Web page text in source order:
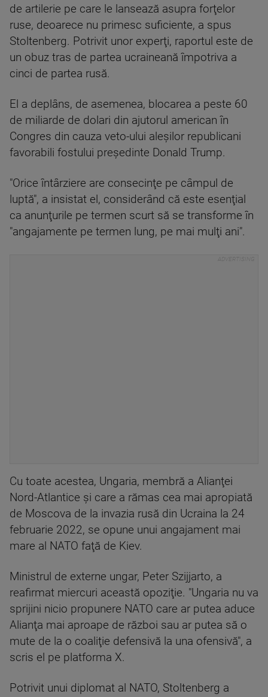
de artilerie pe care le lansează asupra forţelor
ruse, deoarece nu primesc suficiente, a spus
Stoltenberg. Potrivit unor experţi, raportul este de
un obuz tras de partea ucraineană împotriva a
cinci de partea rusă.
El a deplâns, de asemenea, blocarea a peste 60
de miliarde de dolari din ajutorul american în
Congres din cauza veto-ului aleşilor republicani
favorabili fostului preşedinte Donald Trump.
"Orice întârziere are consecinţe pe câmpul de
luptă", a insistat el, considerând că este esenţial
ca anunţurile pe termen scurt să se transforme în
"angajamente pe termen lung, pe mai mulţi ani".
Cu toate acestea, Ungaria, membră a Alianţei
Nord-Atlantice şi care a rămas cea mai apropiată
de Moscova de la invazia rusă din Ucraina la 24
februarie 2022, se opune unui angajament mai
mare al NATO faţă de Kiev.
Ministrul de externe ungar, Peter Szijjarto, a
reafirmat miercuri această opoziţie. "Ungaria nu va
sprijini nicio propunere NATO care ar putea aduce
Alianţa mai aproape de război sau ar putea să o
mute de la o coaliţie defensivă la una ofensivă", a
scris el pe platforma X.
Potrivit unui diplomat al NATO, Stoltenberg a